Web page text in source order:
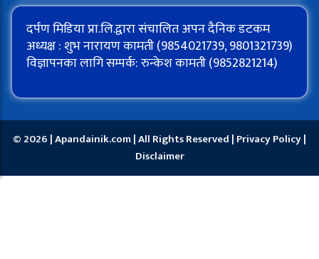
दर्पण मिडिया प्रा.लि.द्वारा संचालित अपन दैनिक डटकम
अध्यक्ष : शुभ नारायण कामती (9854021739, 9801321739)
विज्ञापनका लागि सम्पर्क: रुन्केश कामती (9852821214)
© 2026 | Apandainik.com | All Rights Reserved | Privacy Policy|
Disclaimer